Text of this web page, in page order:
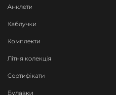
Анклети
Каблучки
Комплекти
Літня колекція
Сертифікати
Булавки